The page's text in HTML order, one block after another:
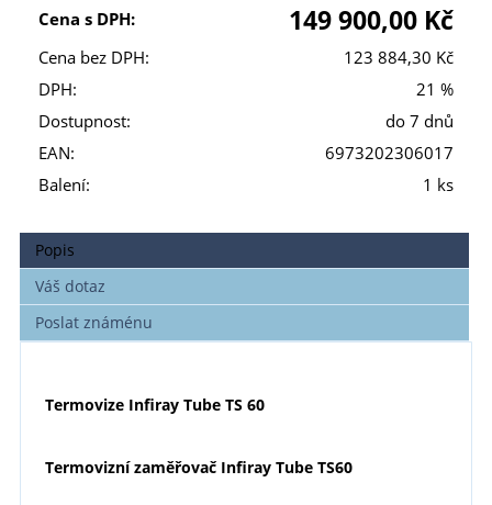
Cena s DPH:
149 900,00 Kč
Cena bez DPH:
123 884,30 Kč
DPH:
21 %
Dostupnost:
do 7 dnů
EAN:
6973202306017
Balení:
1 ks
Popis
Váš dotaz
Poslat známénu
Termovize Infiray Tube TS 60
Termovizní zaměřovač Infiray Tube TS60